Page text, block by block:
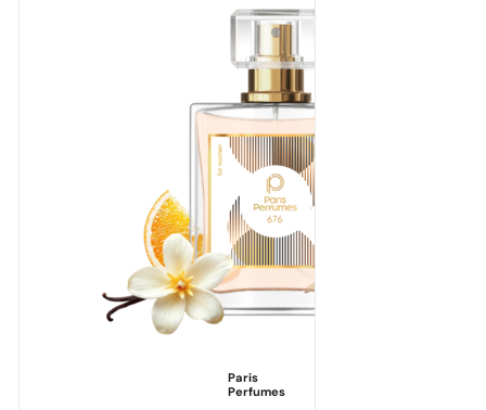
Paris
Perfumes